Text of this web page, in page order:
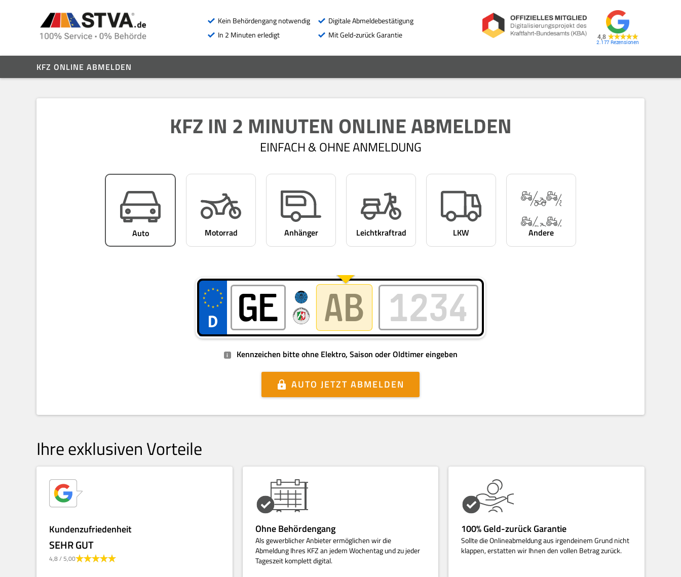
Kein Behördengang notwendig
In 2 Minuten erledigt
Digitale Abmeldebestätigung
Mit Geld-zurück Garantie
4,8
2.177
KFZ ONLINE ABMELDEN
KFZ IN 2 MINUTEN ONLINE ABMELDEN
EINFACH & OHNE ANMELDUNG
Auto Motorrad Anhänger Leichtkraftrad LKW Andere
i Kennzeichen bitte ohne Elektro, Saison oder Oldtimer eingeben
AUTO JETZT ABMELDEN
Ihre exklusiven Vorteile
Kundenzufriedenheit
SEHR GUT
4,8/ 5,00
Ohne Behördengang
Als gewerblicher Anbieter ermöglichen wir die
Abmeldung Ihres KFZ an jedem Wochentag und zu jeder
Tageszeit komplett digital.
100% Geld-zurück Garantie
Sollte die Onlineabmeldung aus irgendeinem Grund nicht
klappen, erstatten wir Ihnen den vollen Betrag zurück.